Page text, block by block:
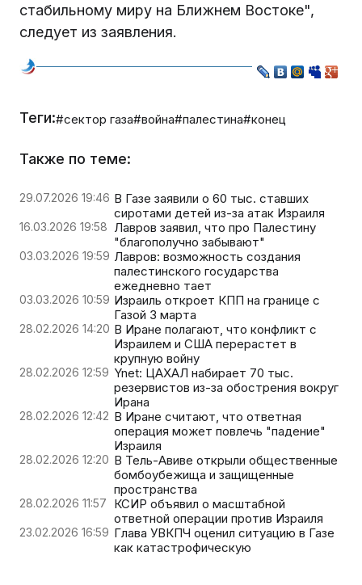
стабильному миру на Ближнем Востоке",
следует из заявления.
Теги:#сектор газа#война#палестина#конец
Также по теме:
29.07.2026 19:46 В Газе заявили о 60 тыс. ставших
сиротами детей из-за атак Израиля
16.03.2026 19:58 Лавров заявил, что про Палестину
"благополучно забывают"
03.03.2026 19:59 Лавров: возможность создания
палестинского государства
ежедневно тает
03.03.2026 10:59 Израиль откроет КПП на границе с
Газой 3 марта
28.02.2026 14:20 В Иране полагают, что конфликт с
Израилем и США перерастет в
крупную войну
28.02.2026 12:59 Ynet: ЦАХАЛ набирает 70 тыс.
резервистов из-за обострения вокруг
Ирана
28.02.2026 12:42 В Иране считают, что ответная
операция может повлечь "падение"
Израиля
28.02.2026 12:20 В Тель-Авиве открыли общественные
бомбоубежища и защищенные
пространства
28.02.2026 11:57
КСИР объявил о масштабной
ответной операции против Израиля
23.02.2026 16:59 Глава УВКПЧ оценил ситуацию в Газе
как катастрофическую